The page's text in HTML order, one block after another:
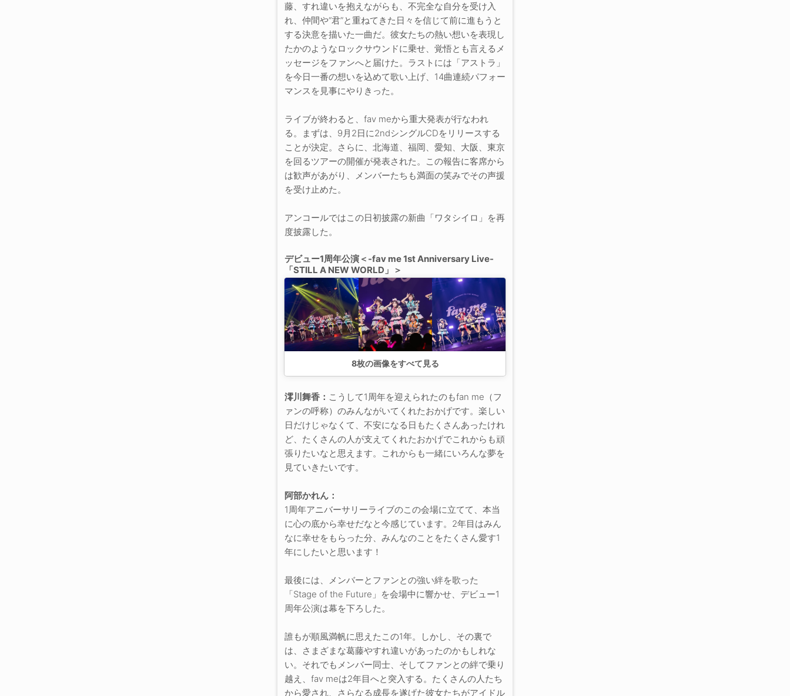
藤、すれ違いを抱えながらも、不完全な自分を受け入
れ、仲間や“君”と重ねてきた日々を信じて前に進もうと
する決意を描いた一曲だ。彼女たちの熱い想いを表現し
たかのようなロックサウンドに乗せ、覚悟とも言えるメ
ッセージをファンへと届けた。ラストには「アストラ」
を今日一番の想いを込めて歌い上げ、14曲連続パフォー
マンスを見事にやりきった。
ライブが終わると、fav meから重大発表が行なわれ
る。まずは、9月2日に2ndシングルCDをリリースする
ことが決定。さらに、北海道、福岡、愛知、大阪、東京
を回るツアーの開催が発表された。この報告に客席から
は歓声があがり、メンバーたちも満面の笑みでその声援
を受け止めた。
アンコールではこの日初披露の新曲「ワタシイロ」を再
度披露した。
デビュー1周年公演＜-fav me 1st Anniversary Live-
「STILL A NEW WORLD」＞
8枚の画像をすべて見る
澪川舞香： こうして1周年を迎えられたのもfan me（フ
ァンの呼称）のみんながいてくれたおかげです。楽しい
日だけじゃなくて、不安になる日もたくさんあったけれ
ど、たくさんの人が支えてくれたおかげでこれからも頑
張りたいなと思えます。これからも一緒にいろんな夢を
見ていきたいです。
阿部かれん：
1周年アニバーサリーライブのこの会場に立てて、本当
に心の底から幸せだなと今感じています。2年目はみん
なに幸せをもらった分、みんなのことをたくさん愛す1
年にしたいと思います！
最後には、メンバーとファンとの強い絆を歌った
「Stage of the Future」を会場中に響かせ、デビュー1
周年公演は幕を下ろした。
誰もが順風満帆に思えたこの1年。しかし、その裏で
は、さまざまな葛藤やすれ違いがあったのかもしれな
い。それでもメンバー同士、そしてファンとの絆で乗り
越え、fav meは2年目へと突入する。たくさんの人たち
から愛され、さらなる成長を遂げた彼女たちがアイドル